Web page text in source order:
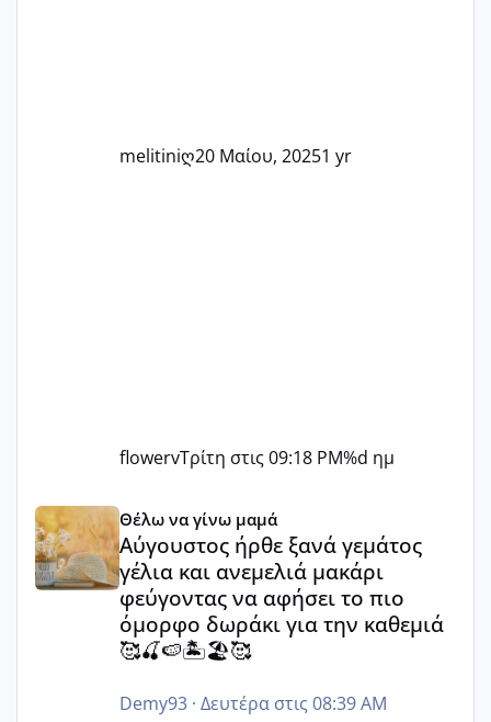
melitiniღ20 Μαίου, 20251 yr
flowervΤρίτη στις 09:18 PM%d ημ
Αύγουστος ήρθε ξανά γεμάτος γέλια και ανεμελιά
Θέλω να γίνω μαμά
Αύγουστος ήρθε ξανά γεμάτος
γέλια και ανεμελιά μακάρι
φεύγοντας να αφήσει το πιο
όμορφο δωράκι για την καθεμιά
🥰🍒🍉🏝️🏖️🥰
Demy93· Δευτέρα στις 08:39 AM